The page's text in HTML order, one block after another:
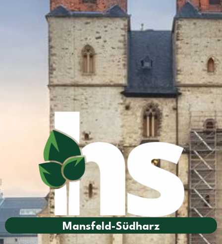
Mansfeld-Südharz